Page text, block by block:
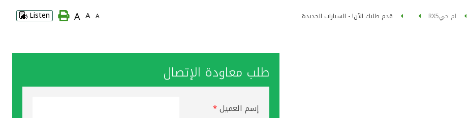
ام جيRX5 قدم طلبك الآن! - السيارات الجديدة A
A
A
Listen
طلب معاودة الإتصال
إسم العميل*